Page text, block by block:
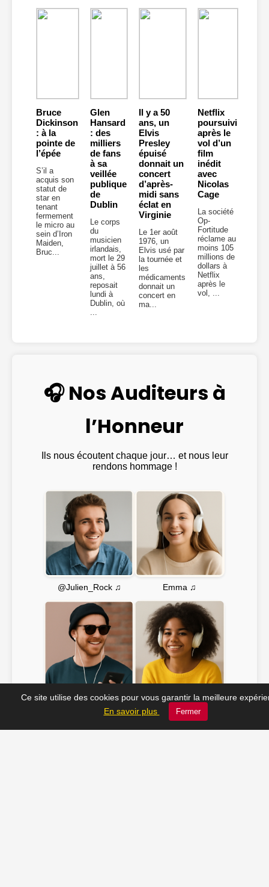
Bruce
Dickinson
: à la
pointe de
l’épée
S’il a
acquis son
statut de
star en
tenant
fermement
le micro au
sein d’Iron
Maiden,
Bruc...
Glen
Hansard
: des
milliers
de fans
à sa
veillée
publique
de
Dublin
Le corps
du
musicien
irlandais,
mort le 29
juillet à 56
ans,
reposait
lundi à
Dublin, où
Il y a 50
ans, un
Elvis
Presley
épuisé
donnait un
concert
d’après-
midi sans
éclat en
Virginie
Le 1er août
1976, un
Elvis usé par
la tournée et
les
médicaments
donnait un
concert en
ma...
Netflix
poursuivi
après le
vol d’un
film
inédit
avec
Nicolas
Cage
La société
Op-
Fortitude
réclame au
moins 105
millions de
dollars à
Netflix
après le
vol, ...
🎧 Nos Auditeurs à
l’Honneur
Ils nous écoutent chaque jour… et nous leur
rendons hommage !
@Julien_Rock ♫ Emma ♫
JC_13 ♫ Soline ♫
Ce site utilise des cookies pour vous garantir la meilleure
En savoir plus
Fermer